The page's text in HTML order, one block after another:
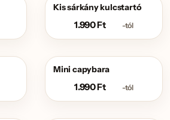
Kis sárkány kulcstartó
1.990Ft -tól
Mini capybara
1.990Ft -tól